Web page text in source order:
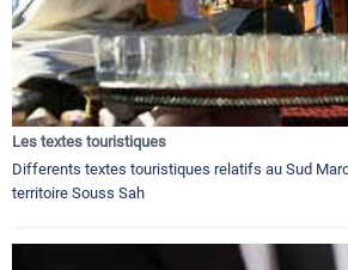
Les textes touristiques
Differents textes touristiques relatifs au Sud
territoire Souss Sah